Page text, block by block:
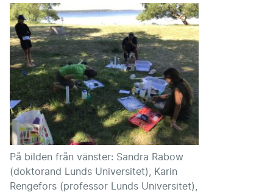
På bilden från vänster: Sandra Rabow
(doktorand Lunds Universitet), Karin
Rengefors (professor Lunds Universitet),